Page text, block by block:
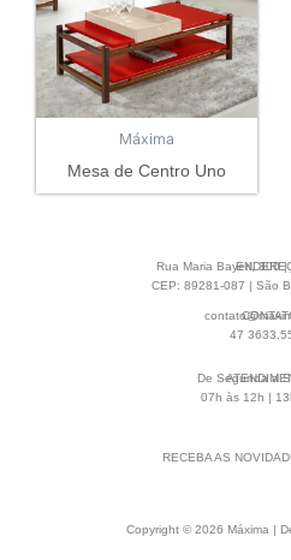
Máxima
Mesa de Centro Uno
Rua Maria Bayerl, 300 |
CEP: 89281-087 | São
47
De Segunda a
07h às 12h |
RECEBA AS
Copyright © 2026 Máxima |